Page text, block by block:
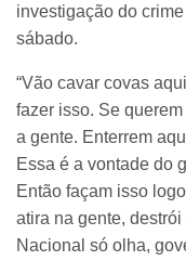
investigação do
sábado.
“Vão cavar covas
fazer isso. Se
a gente. Enterrem
Essa é a vontade do
Então façam isso
atira na gente,
Nacional só olha,